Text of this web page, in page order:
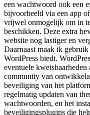
een wachtwoord ook een
bijvoorbeeld via een app
vrijwel onmogelijk om in
beschikken. Deze extra
website nog lastiger en
Daarnaast maak ik
WordPress biedt.
eventuele
community van
beveiliging van het
regelmatig updaten van
wachtwoorden, en het
beveiligingsplugins die